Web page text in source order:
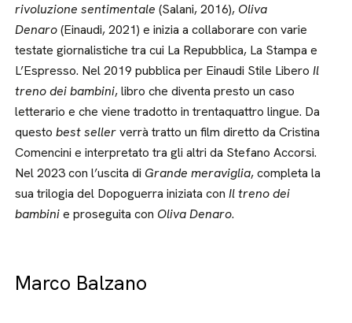
rivoluzione sentimentale (Salani, 2016), Oliva
Denaro(Einaudi, 2021) e inizia a collaborare con varie
testate giornalistiche tra cui La Repubblica, La Stampa e
L’Espresso. Nel 2019 pubblica per Einaudi Stile LiberoIl
treno dei bambini, libro che diventa presto un caso
letterario e che viene tradotto in trentaquattro lingue. Da
questobest sellerverrà tratto un film diretto da Cristina
Comencini e interpretato tra gli altri da Stefano Accorsi.
Nel 2023 con l’uscita di Grande meraviglia, completa la
sua trilogia del Dopoguerra iniziata conIl treno dei
bambinie proseguita con Oliva Denaro.
Marco Balzano